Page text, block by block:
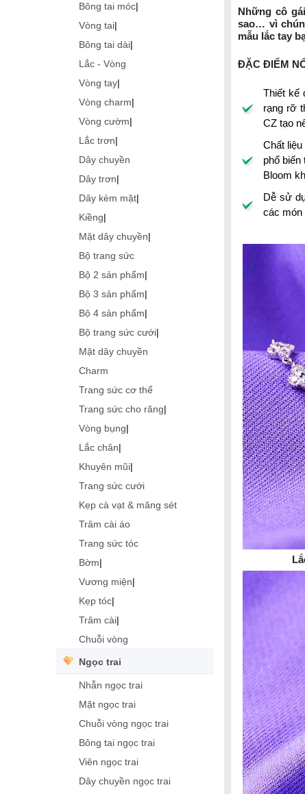
Bông tai móc|
Vòng tai|
Bông tai dài|
Lắc - Vòng
Vòng tay|
Vòng charm|
Vòng cườm|
Lắc trơn|
Dây chuyền
Dây trơn|
Dây kèm mặt|
Kiềng|
Mặt dây chuyền|
Bộ trang sức
Bộ 2 sản phẩm|
Bộ 3 sản phẩm|
Bộ 4 sản phẩm|
Bộ trang sức cưới|
Mặt dây chuyền
Charm
Trang sức cơ thể
Trang sức cho răng|
Vòng bụng|
Lắc chân|
Khuyên mũi|
Trang sức cưới
Kẹp cà vạt & măng sét
Trâm cài áo
Trang sức tóc
Bờm|
Vương miện|
Kẹp tóc|
Trâm cài|
Chuỗi vòng
Ngọc trai
Nhẫn ngọc trai
Mặt ngọc trai
Chuỗi vòng ngọc trai
Bông tai ngọc trai
Viên ngọc trai
Dây chuyền ngọc trai
trắng
Những cô
sao… vì
mẫu lắc tay
ĐẶC ĐIỂM
Thiết kế
rạng rỡ
CZ tạo
Chất
phổ
Bloom
Dễ sử
các món